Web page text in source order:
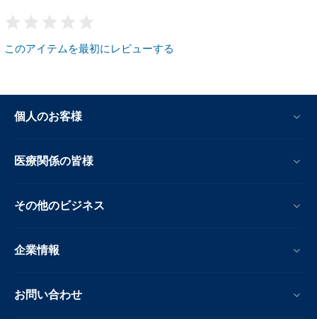
このアイテムを最初にレビューする
個人のお客様
医療関係の皆様
その他のビジネス
企業情報
お問い合わせ